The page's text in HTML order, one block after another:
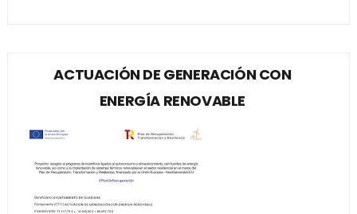
ACTUACIÓN DE GENERACIÓN CON
ENERGÍA RENOVABLE